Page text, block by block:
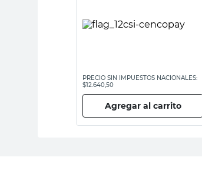
PRECIO SIN IMPUESTOS NACIONALES:
$12.640,50
Agregar al carrito